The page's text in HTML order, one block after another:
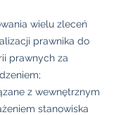
wielu zleceń
prawnika do
prawnych za
z wewnętrznym
stanowiska